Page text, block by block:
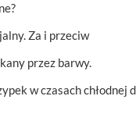
Za i przeciw
przez barwy.
w czasach chłodnej